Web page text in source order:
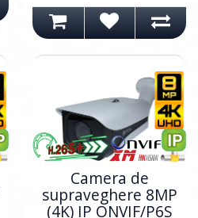
Camera de
supraveghere 8MP
(4K) IP ONVIF/P6S